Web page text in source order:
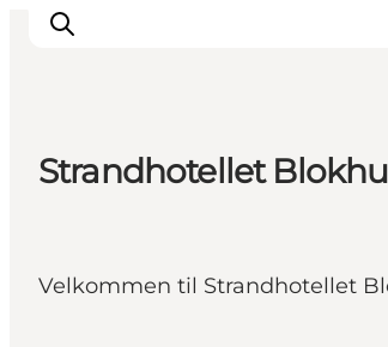
Handicapvenlig ferie
Strandhotellet
Velkommen til Strandhotellet